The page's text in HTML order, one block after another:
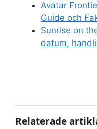
Avatar
Guide och
Sunrise on
datum,
Relaterade